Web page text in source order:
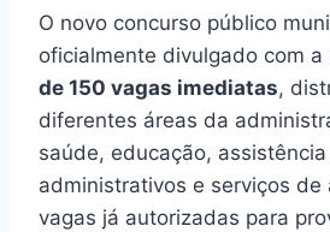
O novo concurso público
oficialmente divulgado com
de 150 vagas imediatas,
diferentes áreas da
saúde, educação,
administrativos e serviços de
vagas já autorizadas para